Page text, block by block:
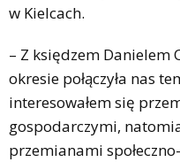
w Kielcach.
– Z księdzem Danielem
okresie połączyła nas
interesowałem się
gospodarczymi,
przemianami